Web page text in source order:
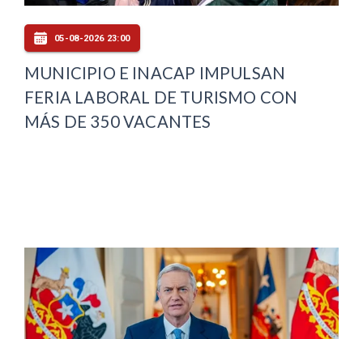
05-08-2026 23:00
MUNICIPIO E INACAP IMPULSAN
FERIA LABORAL DE TURISMO CON
MÁS DE 350 VACANTES